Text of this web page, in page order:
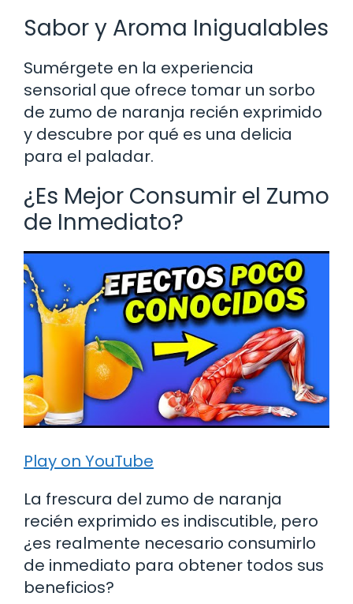
Sabor y Aroma Inigualables
Sumérgete en la experiencia
sensorial que ofrece tomar un sorbo
de zumo de naranja recién exprimido
y descubre por qué es una delicia
para el paladar.
¿Es Mejor Consumir el Zumo
de Inmediato?
Play on YouTube
La frescura del zumo de naranja
recién exprimido es indiscutible, pero
¿es realmente necesario consumirlo
de inmediato para obtener todos sus
beneficios?